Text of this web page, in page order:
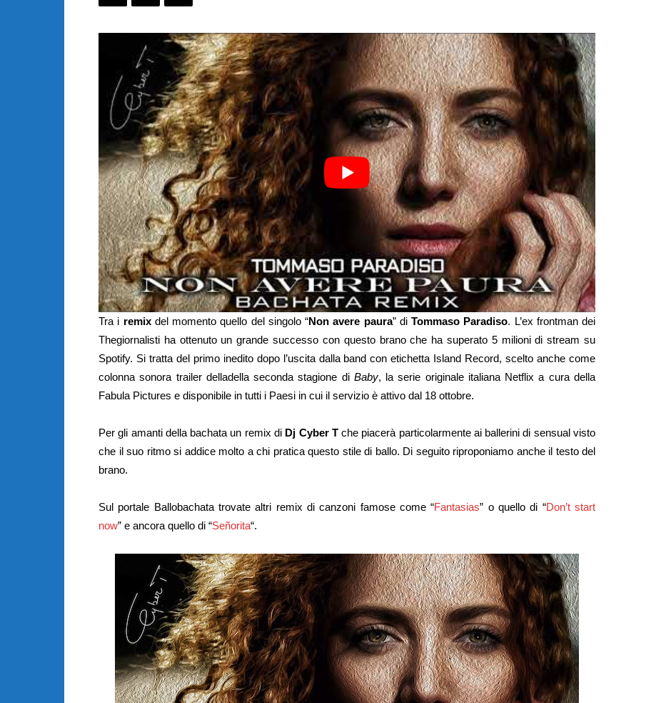
Tra i remixdel momento quello del singolo “Non avere paura” di Tommaso Paradiso. L’ex frontman dei
Thegiornalisti ha ottenuto un grande successo con questo brano che ha superato 5 milioni di stream su
Spotify. Si tratta del primo inedito dopo l’uscita dalla band con etichetta Island Record, scelto anche come
colonna sonora trailer delladella seconda stagione di Baby, la serie originale italiana Netflix a cura della
Fabula Pictures e disponibile in tutti i Paesi in cui il servizio è attivo dal 18 ottobre.
Per gli amanti della bachata un remix di Dj Cyber Tche piacerà particolarmente ai ballerini di sensual visto
che il suo ritmo si addice molto a chi pratica questo stile di ballo. Di seguito riproponiamo anche il testo del
brano.
Sul portale Ballobachata trovate altri remix di canzoni famose come “Fantasias” o quello di “Don’t start
now” e ancora quello di “Señorita“.